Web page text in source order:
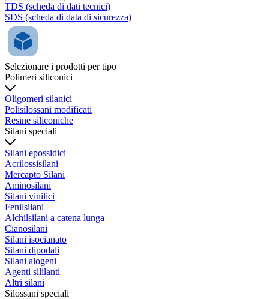
TDS (scheda di dati tecnici)
SDS (scheda di data di sicurezza)
Selezionare i prodotti per tipo
Polimeri siliconici
Oligomeri silanici
Polisilossani modificati
Resine siliconiche
Silani speciali
Silani epossidici
Acrilossisilani
Mercapto Silani
Aminosilani
Silani vinilici
Fenilsilani
Alchilsilani a catena lunga
Cianosilani
Silani isocianato
Silani dipodali
Silani alogeni
Agenti sililanti
Altri silani
Silossani speciali